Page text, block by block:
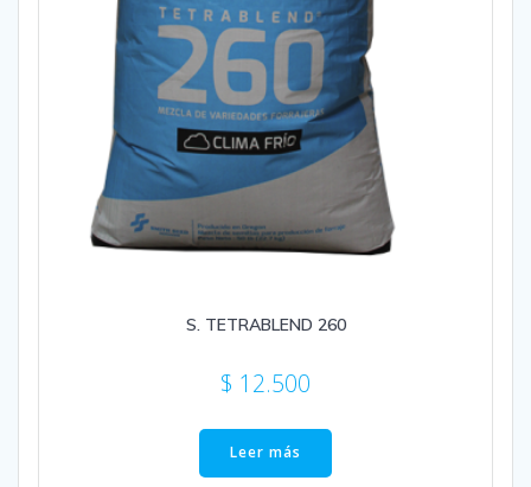
S. TETRABLEND 260
$ 12.500
Leer más